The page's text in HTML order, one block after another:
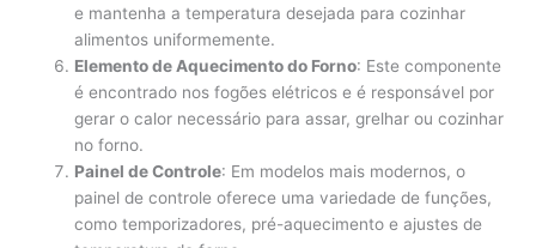
e mantenha a temperatura desejada para cozinhar
alimentos uniformemente.
Elemento de Aquecimento do Forno: Este componente
é encontrado nos fogões elétricos e é responsável por
gerar o calor necessário para assar, grelhar ou cozinhar
no forno.
Painel de Controle: Em modelos mais modernos, o
painel de controle oferece uma variedade de funções,
como temporizadores, pré-aquecimento e ajustes de